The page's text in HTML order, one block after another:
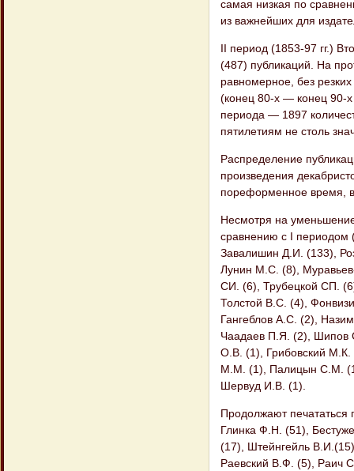
самая низкая по
из важнейших для
II период (1853-97 гг.)
(487) публикаций. На
равномерное, без
(конец 80-х — конец 90-х
периода — 1897
пятилетиям не столь
Распределение
произведения
пореформенное время,
Несмотря на
сравнению с I периодом
Завалишин Д.И. (133),
Лунин М.С. (8),
СИ. (6), Трубецкой СП.
Толстой B.C. (4),
Гангеблов А.С. (2),
Чаадаев П.Я. (2), Шипов
О.В. (1), Грибовский
М.М. (1), Палицын С.М.
Шервуд И.В. (1).
Продолжают печататься
Глинка Ф.Н. (51),
(17), Штейнгейль
Раевский В.Ф. (5), Раич